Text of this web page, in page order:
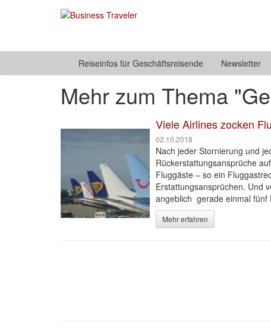
Reiseinfos für Geschäftsreisende Newsletter
Mehr zum Thema
Viele Airlines zocken
02.10.2018
Nach jeder Stornierung und
Rückerstattungsansprüche
Fluggäste – so ein
Erstattungsansprüchen. Und
angeblich gerade einmal fünf
Mehr erfahren